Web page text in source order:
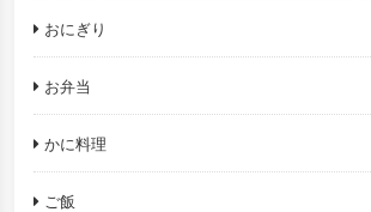
おにぎり
お弁当
かに料理
ご飯